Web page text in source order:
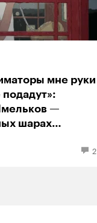
мне руки
подадут»:
—
шарах
Андрея
2